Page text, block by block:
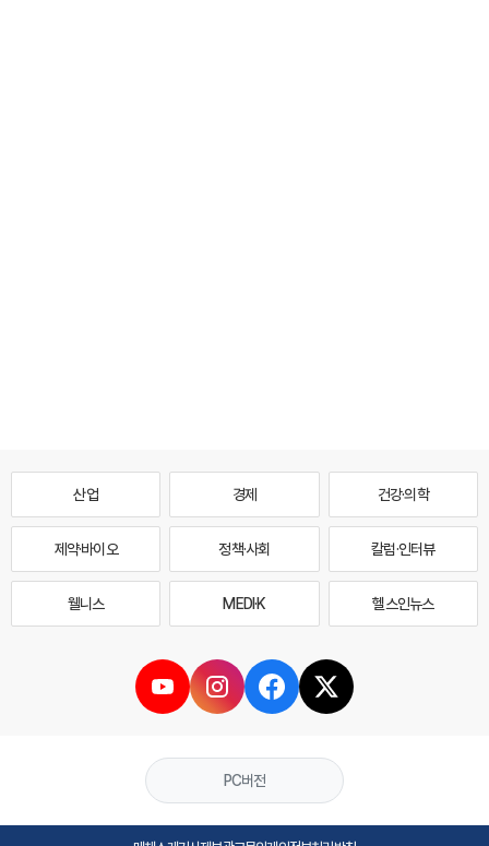
산업 경제 건강·의학
제약·바이오 정책·사회 칼럼·인터뷰
웰니스 MEDI·K 헬스인뉴스
PC버전